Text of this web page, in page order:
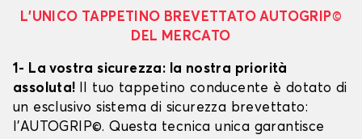
L’UNICO TAPPETINO BREVETTATO AUTOGRIP©
DEL MERCATO
1- La vostra sicurezza: la nostra priorità
assoluta! Il tuo tappetino conducente è dotato di
un esclusivo sistema di sicurezza brevettato:
l’AUTOGRIP©. Questa tecnica unica garantisce